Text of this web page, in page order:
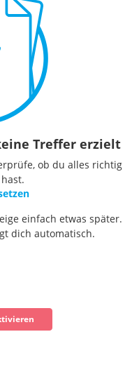
Treffer erzielt
ob du alles richtig
einfach etwas später.
dich automatisch.